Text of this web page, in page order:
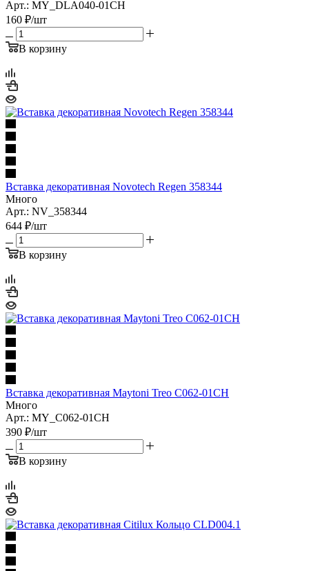
Арт.: MY_DLA040-01CH
160 ₽/шт
В корзину
Вставка декоративная Novotech Regen 358344
Много
Арт.: NV_358344
644 ₽/шт
В корзину
Вставка декоративная Maytoni Treo C062-01CH
Много
Арт.: MY_C062-01CH
390 ₽/шт
В корзину